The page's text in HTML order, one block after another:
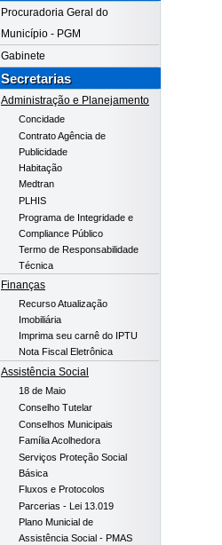
Procuradoria Geral do
Município - PGM
Gabinete
Secretarias
Administração e Planejamento
Concidade
Contrato Agência de
Publicidade
Habitação
Medtran
PLHIS
Programa de Integridade e
Compliance Público
Termo de Responsabilidade
Técnica
Finanças
Recurso Atualização
Imobiliária
Imprima seu carnê do IPTU
Nota Fiscal Eletrônica
Assistência Social
18 de Maio
Conselho Tutelar
Conselhos Municipais
Família Acolhedora
Serviços Proteção Social
Básica
Fluxos e Protocolos
Parcerias - Lei 13.019
Plano Municial de
Assistência Social - PMAS